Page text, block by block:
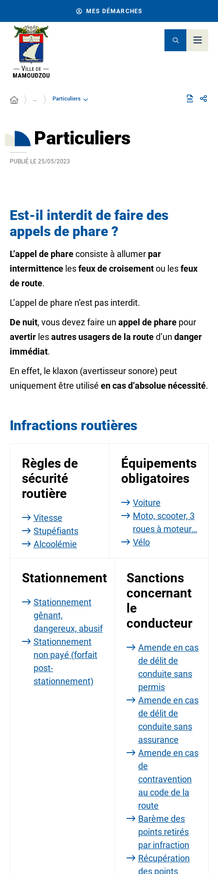
MES DÉMARCHES
… Particuliers
Particuliers
PUBLIÉ LE 25/05/2023
Est-il interdit de faire des
appels de phare ?
L’appel de phareconsiste à allumer par
intermittence lesfeux de croisementou lesfeux
de route.
L’appel de phare n’est pas interdit.
De nuit, vous devez faire un appel de phare pour
avertir lesautres usagers de la routed’un danger
immédiat.
En effet, le klaxon (avertisseur sonore) peut
uniquement être utilisé en cas d’absolue nécessité.
Infractions routières
Règles de
sécurité
routière
Vitesse
Stupéfiants
Alcoolémie
Équipements
obligatoires
Voiture
Moto, scooter, 3
roues à moteur…
Vélo
Stationnement
Stationnement
gênant,
dangereux, abusif
Stationnement
non payé (forfait
post-
stationnement)
Sanctions
concernant
le
conducteur
Amende en cas
de délit de
conduite sans
permis
Amende en cas
de délit de
conduite sans
assurance
Amende en cas
de
contravention
au code de la
route
Barème des
points retirés
par infraction
Récupération
des points